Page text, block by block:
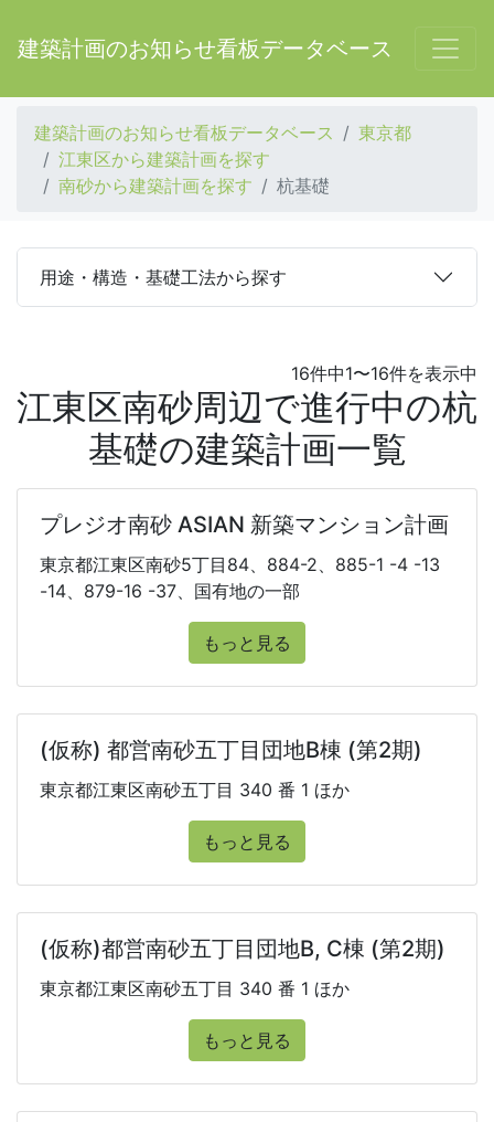
建築計画のお知らせ看板データベース
建築計画のお知らせ看板データベース
東京都
江東区から建築計画を探す
南砂から建築計画を探す
杭基礎
用途・構造・基礎工法から探す
16件中1〜16件を表示中
江東区南砂周辺で進行中の杭
基礎の建築計画一覧
プレジオ南砂 ASIAN 新築マンション計画
東京都江東区南砂5丁目84、884-2、885-1 -4 -13
-14、879-16 -37、国有地の一部
もっと見る
(仮称) 都営南砂五丁目団地B棟 (第2期)
東京都江東区南砂五丁目 340 番 1 ほか
もっと見る
(仮称)都営南砂五丁目団地B, C棟 (第2期)
東京都江東区南砂五丁目 340 番 1 ほか
もっと見る